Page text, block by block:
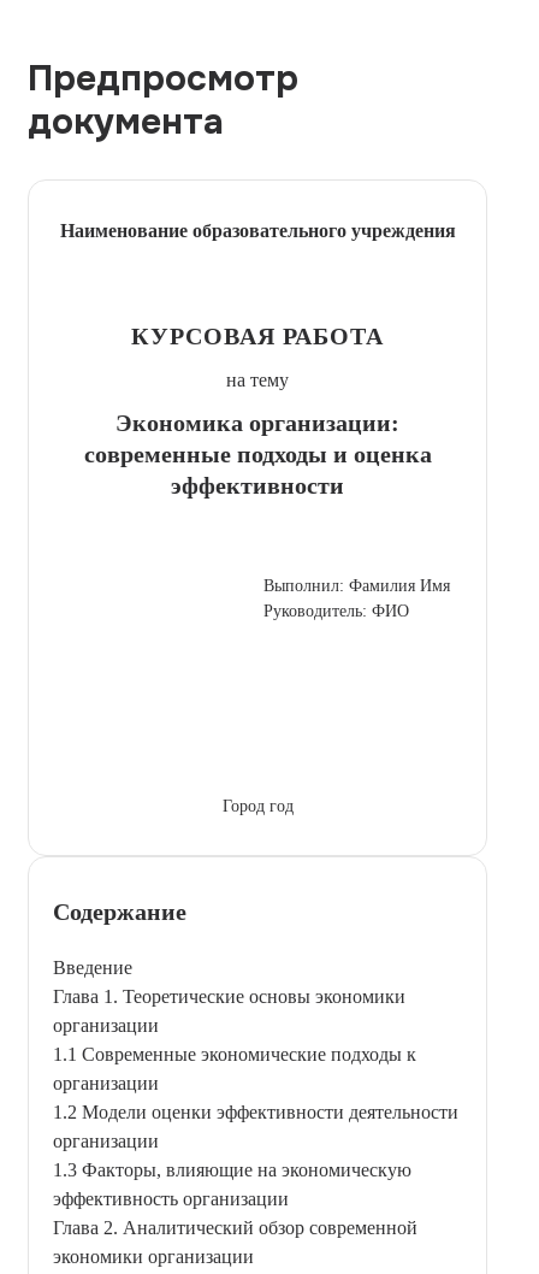
Предпросмотр
документа
Наименование образовательного учреждения
КУРСОВАЯ РАБОТА
на тему
Экономика организации:
современные подходы и оценка
эффективности
Выполнил: Фамилия Имя
Руководитель: ФИО
Город год
Содержание
Введение
Глава 1. Теоретические основы экономики
организации
1.1 Современные экономические подходы к
организации
1.2 Модели оценки эффективности деятельности
организации
1.3 Факторы, влияющие на экономическую
эффективность организации
Глава 2. Аналитический обзор современной
экономики организации